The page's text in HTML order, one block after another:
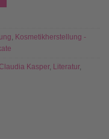
, Kosmetikherstellung -
Kasper, Literatur,